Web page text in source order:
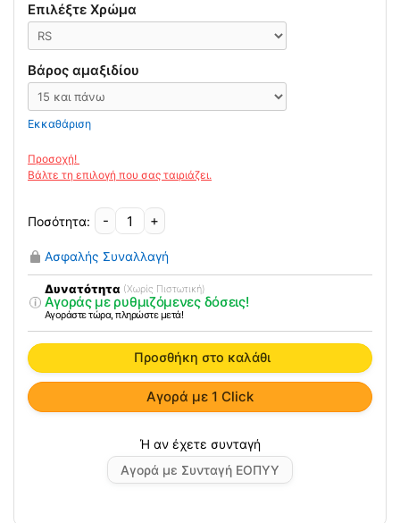
Επιλέξτε Χρώμα
Βάρος αμαξιδίου
Εκκαθάριση
Αγορά με Συνταγή ΕΟΠΥΥ
Αγορά με 1 Click
-
Ηλεκτροκίνητο
Αμαξίδιο
Meyra
Optimus
2
ποσότητα
+
Ασφαλής Συναλλαγή
Δυνατότητα (Χωρίς Πιστωτική)
Αγοράς με ρυθμιζόμενες δόσεις!
Αγοράστε τώρα, πληρώστε μετά!
Προσθήκη στο καλάθι